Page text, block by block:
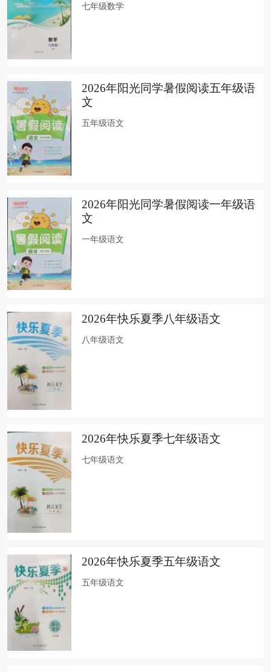
七年级数学
2026年阳光同学暑假阅读五年级语
文
五年级语文
2026年阳光同学暑假阅读一年级语
文
一年级语文
2026年快乐夏季八年级语文
八年级语文
2026年快乐夏季七年级语文
七年级语文
2026年快乐夏季五年级语文
五年级语文